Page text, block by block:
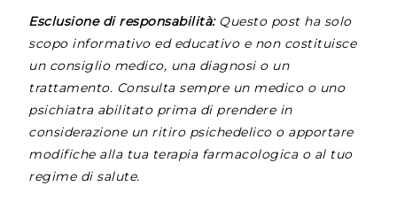
Esclusione di responsabilità:Questo post ha solo
scopo informativo ed educativo e non costituisce
un consiglio medico, una diagnosi o un
trattamento. Consulta sempre un medico o uno
psichiatra abilitato prima di prendere in
considerazione un ritiro psichedelico o apportare
modifiche alla tua terapia farmacologica o al tuo
regime di salute.